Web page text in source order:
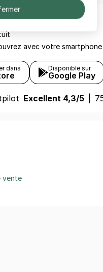
votre smartphone
avec votre smartphone
dans Disponible sur
Google Play
Excellent 4,3/5
vente